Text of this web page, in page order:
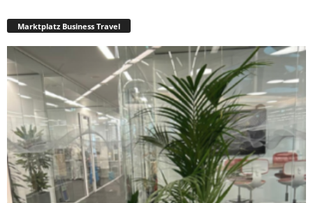
Marktplatz Business Travel